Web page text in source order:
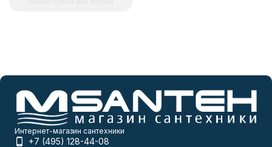
Интернет-магазин сантехники
+7 (495) 128-44-08